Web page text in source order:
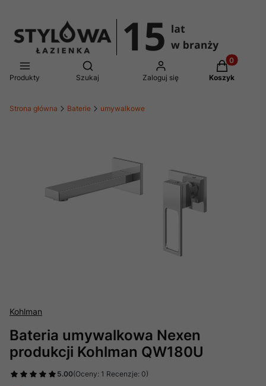
Produkty
Otwórz wyszukiwarkę
Szukaj Zaloguj się
Produkty
Koszyk
Strona główna Baterie umywalkowe
Kohlman
Bateria umywalkowa Nexen
produkcji Kohlman QW180U
5.00(Oceny: 1 Recenzje: 0)